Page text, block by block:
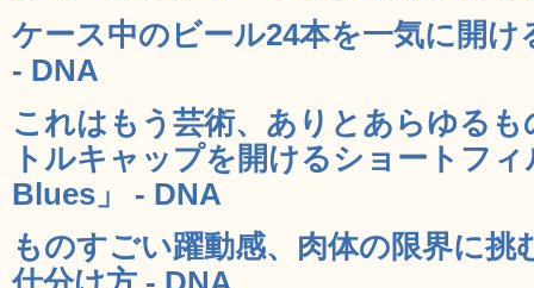
ケース中のビール24本を一気に開け
- DNA
これはもう芸術、ありとあらゆる
トルキャップを開けるショートフ
Blues」 - DNA
ものすごい躍動感、肉体の限界に挑